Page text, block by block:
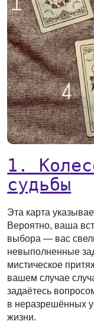
1.
судьбы
Эта карта
Вероятно, ваша
выбора — вас
невыполненные
мистическое
вашем случае
задаётесь
в неразрешённых
жизни.